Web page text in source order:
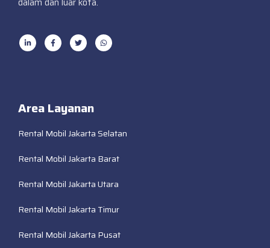
Area Layanan
Rental Mobil Jakarta Selatan
Rental Mobil Jakarta Barat
Rental Mobil Jakarta Utara
Rental Mobil Jakarta Timur
Rental Mobil Jakarta Pusat